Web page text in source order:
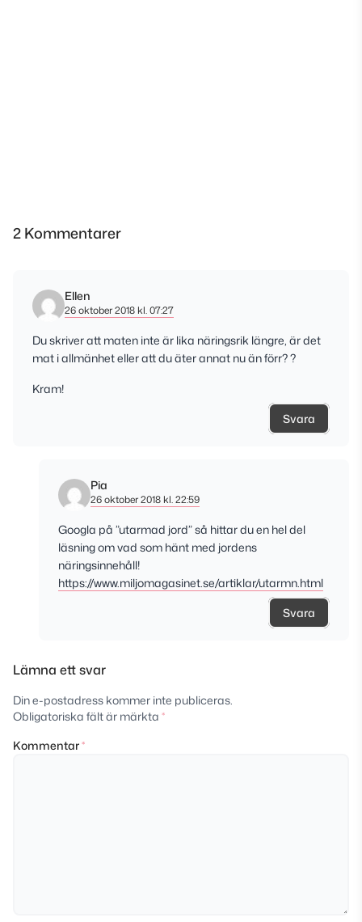
2 Kommentarer
Ellen
26 oktober 2018 kl. 07:27
Du skriver att maten inte är lika näringsrik längre, är det
mat i allmänhet eller att du äter annat nu än förr? ?
Kram!
Svara
Pia
26 oktober 2018 kl. 22:59
Googla på ”utarmad jord” så hittar du en hel del
läsning om vad som hänt med jordens
näringsinnehåll!
https://www.miljomagasinet.se/artiklar/utarmn.html
Svara
Lämna ett svar
Din e-postadress kommer inte publiceras.
Obligatoriska fält är märkta *
Kommentar*